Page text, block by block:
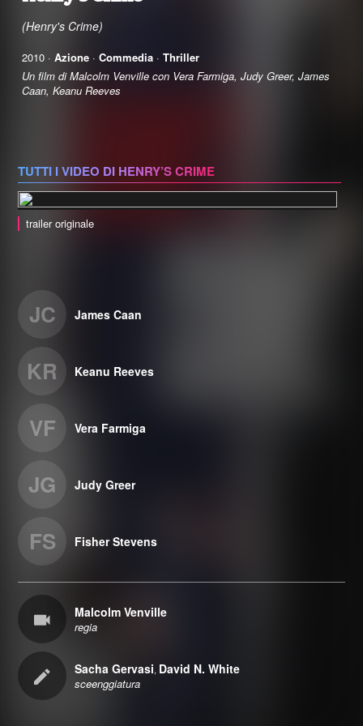
(Henry's Crime)
2010 · Azione· Commedia· Thriller
Un film di Malcolm Venville con Vera Farmiga, Judy Greer, James
Caan, Keanu Reeves
TUTTI I VIDEO DI HENRY’S CRIME
trailer originale
JC James Caan
KR Keanu Reeves
VF Vera Farmiga
JG Judy Greer
FS Fisher Stevens
Malcolm Venville
regia
Sacha Gervasi, David N. White
sceenggiatura